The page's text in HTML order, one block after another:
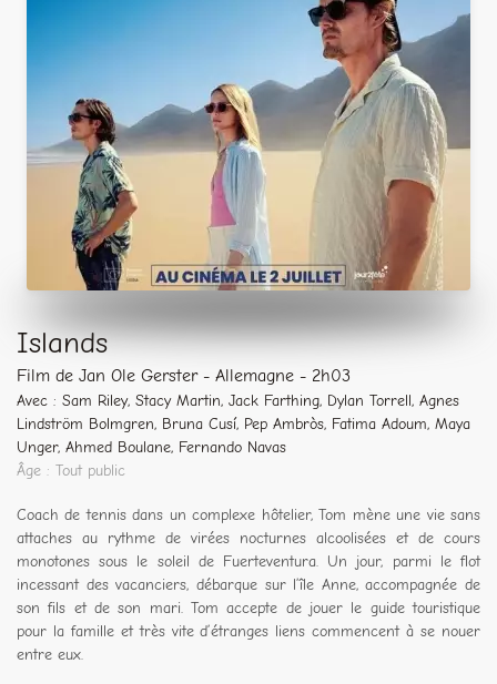
Islands
Film de Jan Ole Gerster - Allemagne - 2h03
Avec : Sam Riley, Stacy Martin, Jack Farthing, Dylan Torrell, Agnes
Lindström Bolmgren, Bruna Cusí, Pep Ambròs, Fatima Adoum, Maya
Unger, Ahmed Boulane, Fernando Navas
Âge : Tout public
Coach de tennis dans un complexe hôtelier, Tom mène une vie sans
attaches au rythme de virées nocturnes alcoolisées et de cours
monotones sous le soleil de Fuerteventura. Un jour, parmi le flot
incessant des vacanciers, débarque sur l’île Anne, accompagnée de
son fils et de son mari. Tom accepte de jouer le guide touristique
pour la famille et très vite d’étranges liens commencent à se nouer
entre eux.